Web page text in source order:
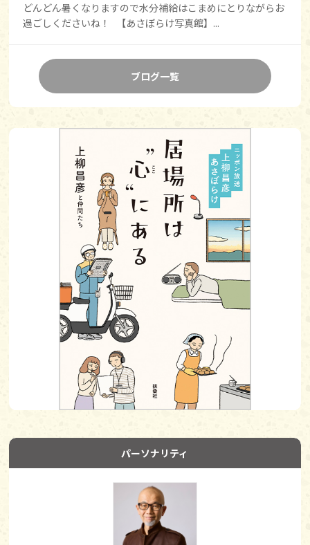
どんどん暑くなりますので水分補給はこまめにとりながらお
過ごしくださいね！ 【あさぼらけ写真館】...
ブログ一覧
パーソナリティ